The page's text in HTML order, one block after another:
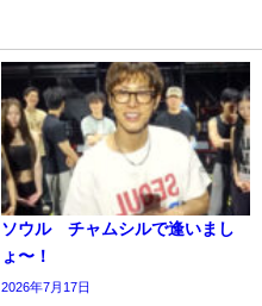
ソウル チャムシルで逢いまし
ょ〜！
2026年7月17日